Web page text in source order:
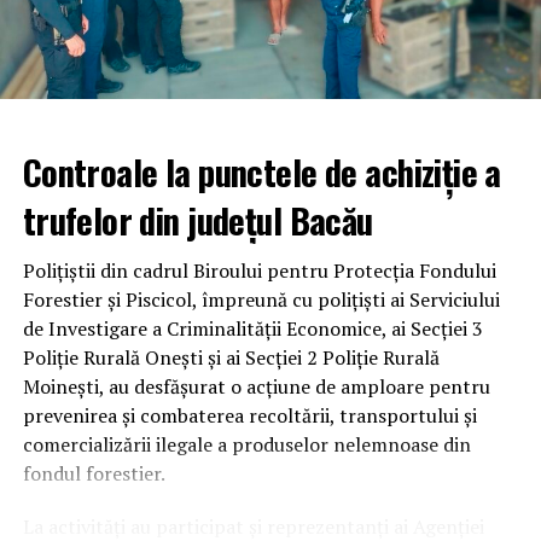
aprovizionarea spitalelor și farmaciilor.
„Industria farmaceutică trebuie tratată la același nivel de
energiei, iar consecințele nu se răsfrâng doar asupra
fabricilor, ci în primul rând asupra pacienților care
depind zilnic de tratamentele fabricate în România.
abordate împreună.”,a declaratDr. Dragoș Damian,
Director Executiv PRIMER.
Protejarea producției locale de medicamente nu
reprezintă doar o măsură de sprijin pentru industrie, ci
o măsură de protejare a sănătății publice, a
continuității tratamentelor și a securității sanitare
României.
Controale la punctele de achiziție a
trufelor din județul Bacău
Polițiștii din cadrul Biroului pentru Protecția Fondului
Forestier și Piscicol, împreună cu polițiști ai Serviciului
de Investigare a Criminalității Economice, ai Secției 3
Poliție Rurală Onești și ai Secției 2 Poliție Rurală
Moinești, au desfășurat o acțiune de amploare pentru
prevenirea și combaterea recoltării, transportului și
comercializării ilegale a produselor nelemnoase din
fondul forestier.